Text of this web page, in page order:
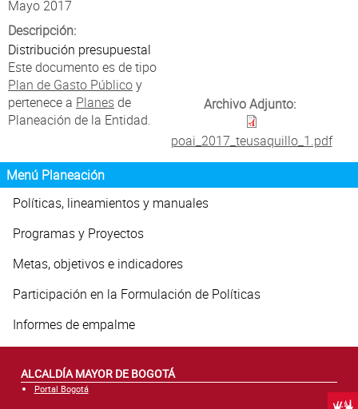
Mayo 2017
Descripción:
Distribución presupuestal
Este documento es de tipo
Plan de Gasto Públicoy
pertenece a Planesde
Planeación de la Entidad.
Archivo Adjunto:
poai_2017_teusaquillo_1.pdf
Menú Planeación
Políticas, lineamientos y manuales
Programas y Proyectos
Metas, objetivos e indicadores
Participación en la Formulación de Políticas
Informes de empalme
ALCALDÍA MAYOR DE BOGOTÁ
Portal Bogotá